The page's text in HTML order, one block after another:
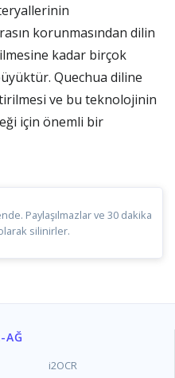
korunmasından dilin
kadar birçok
Quechua diline
ve bu teknolojinin
için önemli bir
Paylaşılmazlar ve 30 dakika
silinirler.
-AĞ
i2OCR